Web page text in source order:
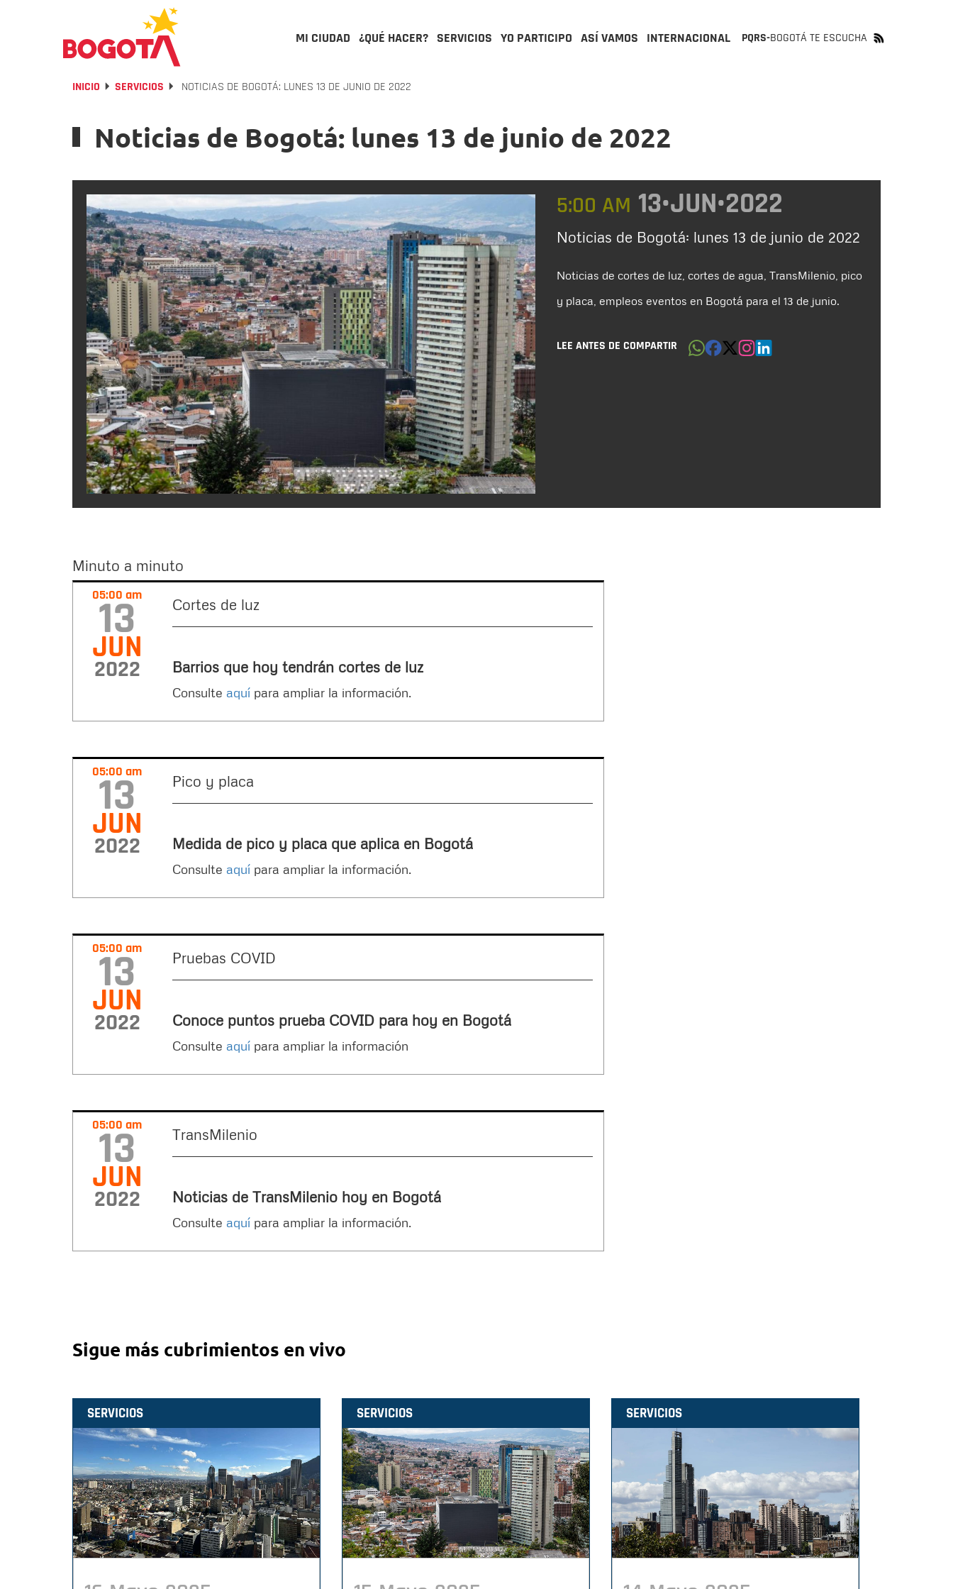
MI CIUDAD ¿QUÉ HACER? SERVICIOS YO PARTICIPO ASÍ VAMOS INTERNACIONAL PQRS-BOGOTÁ TE ESCUCHA
INICIO SERVICIOS NOTICIAS DE BOGOTÁ: LUNES 13 DE JUNIO DE 2022
Noticias de Bogotá: lunes 13 de junio de 2022
5:00 AM 13•JUN•2022
Noticias de Bogotá: lunes 13 de junio de 2022
Noticias de cortes de luz, cortes de agua, TransMilenio, pico
y placa, empleos eventos en Bogotá para el 13 de junio.
LEE ANTES DE COMPARTIR
Minuto a minuto
Minuto05:00 am
13
JUN
2022
Cortes de luz
Barrios que hoy tendrán cortes de luz
Consulte aquípara ampliar la información.
05:00 am
13
JUN
2022
Pico y placa
Medida de pico y placa que aplica en Bogotá
Consulte aquí para ampliar la información.
05:00 am
13
JUN
2022
Pruebas COVID
Conoce puntos prueba COVID para hoy en Bogotá
Consulte aquí para ampliar la información
05:00 am
13
JUN
2022
TransMilenio
Noticias de TransMilenio hoy en Bogotá
Consulte aquípara ampliar la información.
Sigue más cubrimientos en vivo
SERVICIOS SERVICIOS SERVICIOS